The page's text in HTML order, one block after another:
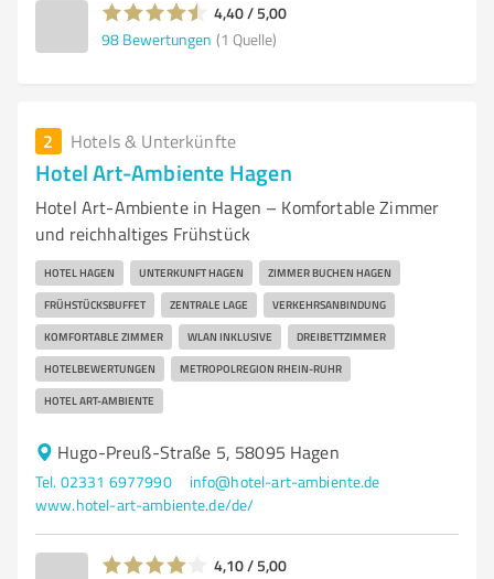
4,40 / 5,00
98 Bewertungen (1 Quelle)
2 Hotels & Unterkünfte
Hotel Art-Ambiente Hagen
Hotel Art-Ambiente in Hagen – Komfortable Zimmer
und reichhaltiges Frühstück
HOTEL HAGEN UNTERKUNFT HAGEN ZIMMER BUCHEN HAGEN
FRÜHSTÜCKSBUFFET ZENTRALE LAGE VERKEHRSANBINDUNG
KOMFORTABLE ZIMMER WLAN INKLUSIVE DREIBETTZIMMER
HOTELBEWERTUNGEN METROPOLREGION RHEIN-RUHR
HOTEL ART-AMBIENTE
Hugo-Preuß-Straße 5, 58095 Hagen
Tel. 02331 6977990
info@hotel-art-ambiente.de
www.hotel-art-ambiente.de/de/
4,10 / 5,00